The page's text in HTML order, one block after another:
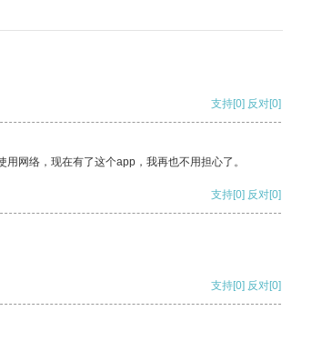
支持[0] 反对[0]
网络，现在有了这个app，我再也不用担心了。
支持[0] 反对[0]
支持[0] 反对[0]